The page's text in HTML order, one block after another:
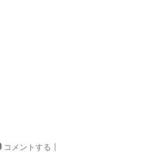
コメントする |